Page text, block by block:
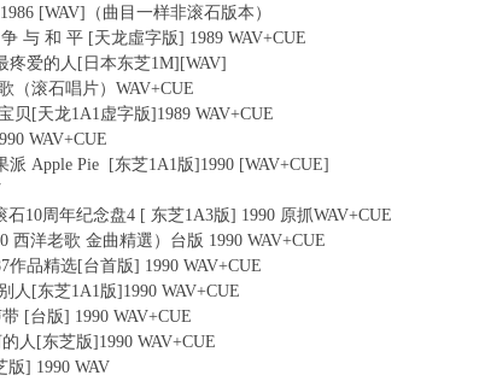
[WAV]（曲目一样非滚石版本）
与 和 平 [天龙虛字版] 1989 WAV+CUE
疼爱的人[日本东芝1M][WAV]
（滚石唱片）WAV+CUE
贝[天龙1A1虚字版]1989 WAV+CUE
WAV+CUE
派 Apple Pie [东芝1A1版]1990 [WAV+CUE]
石10周年纪念盘4 [ 东芝1A3版] 1990 原抓WAV+CUE
西洋老歌 金曲精選）台版 1990 WAV+CUE
作品精选[台首版] 1990 WAV+CUE
人[东芝1A1版]1990 WAV+CUE
[台版] 1990 WAV+CUE
人[东芝版]1990 WAV+CUE
版] 1990 WAV